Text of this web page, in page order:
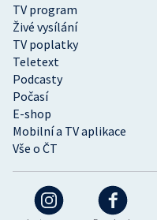
TV program
Živé vysílání
TV poplatky
Teletext
Podcasty
Počasí
E-shop
Mobilní a TV aplikace
Vše o ČT